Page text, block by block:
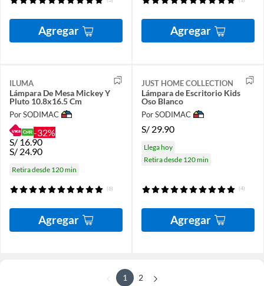
Agregar Agregar
ILUMA
Lámpara De Mesa Mickey Y
Pluto 10.8x16.5 Cm
Por SODIMAC
-32%
S/ 16.90
S/ 24.90
Retira desde 120 min
(6)
Agregar
JUST HOME COLLECTION
Lámpara de Escritorio Kids
Oso Blanco
Por SODIMAC
S/ 29.90
Llega hoy
Retira desde 120 min
(4)
Agregar
1 2